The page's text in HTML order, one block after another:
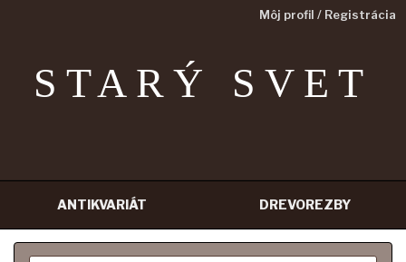
Môj profil / Registrácia
STARÝ SVET
ANTIKVARIÁT DREVOREZBY
na